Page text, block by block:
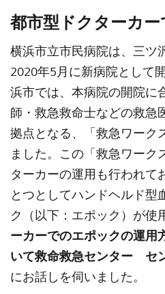
都市型ドクターカ
横浜市立市民病院は、三ツ
2020年5月に新病院として
浜市では、本病院の開院に
師・救急救命士などの救急
拠点となる、「救急ワーク
ました。この「救急ワーク
ターカーの運用も行われて
とつとしてハンドヘルド型
ク（以下：エポック）が使
ーカーでのエポックの運用
いて救命救急センター セ
にお話しを伺いました。